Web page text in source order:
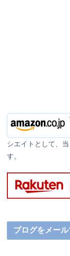
シエイトとして、
す。
ブログをメール